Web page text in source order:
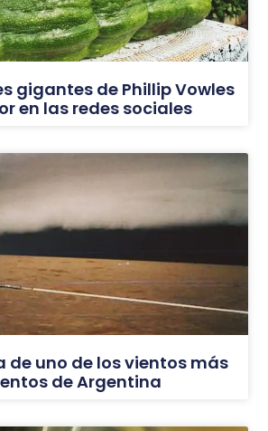
gigantes de Phillip Vowles
en las redes sociales
de uno de los vientos más
de Argentina